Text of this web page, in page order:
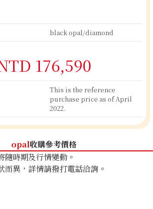
black opal/diamond
176,590
This is the reference
purchase price as of April
2022.
opal收購參考價格
隨時期及行情變動。
而異，詳情請撥打電話洽詢。